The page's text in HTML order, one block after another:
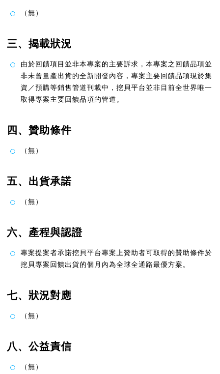
（無）
三、揭載狀況
由於回饋項目並非本專案的主要訴求，本專案之回饋品項並
非未曾量產出貨的全新開發內容，專案主要回饋品項現於集
資／預購等銷售管道刊載中，挖貝平台並非目前全世界唯一
取得專案主要回饋品項的管道。
四、贊助條件
（無）
五、出貨承諾
（無）
六、產程與認證
專案提案者承諾挖貝平台專案上贊助者可取得的贊助條件於
挖貝專案回饋出貨的個月內為全球全通路最優方案。
七、狀況對應
（無）
八、公益責信
（無）